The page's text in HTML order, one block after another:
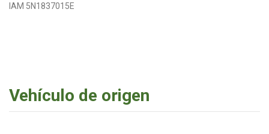
IAM 5N1837015E
Vehículo de origen